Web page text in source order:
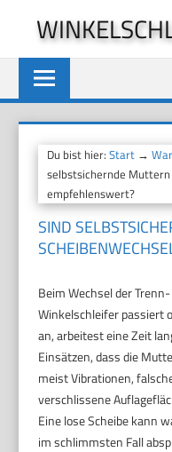
springen
Du bist hier:Start →
selbstsichernde
empfehlenswert?
SIND
Beim Wechsel der
Winkelschleifer passiert
an, arbeitest eine Zeit
Einsätzen, dass die
meist Vibrationen,
verschlissene
Eine lose Scheibe kann
im schlimmsten Fall